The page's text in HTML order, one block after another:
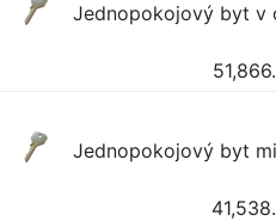
Jednopokojový byt v
Jednopokojový byt